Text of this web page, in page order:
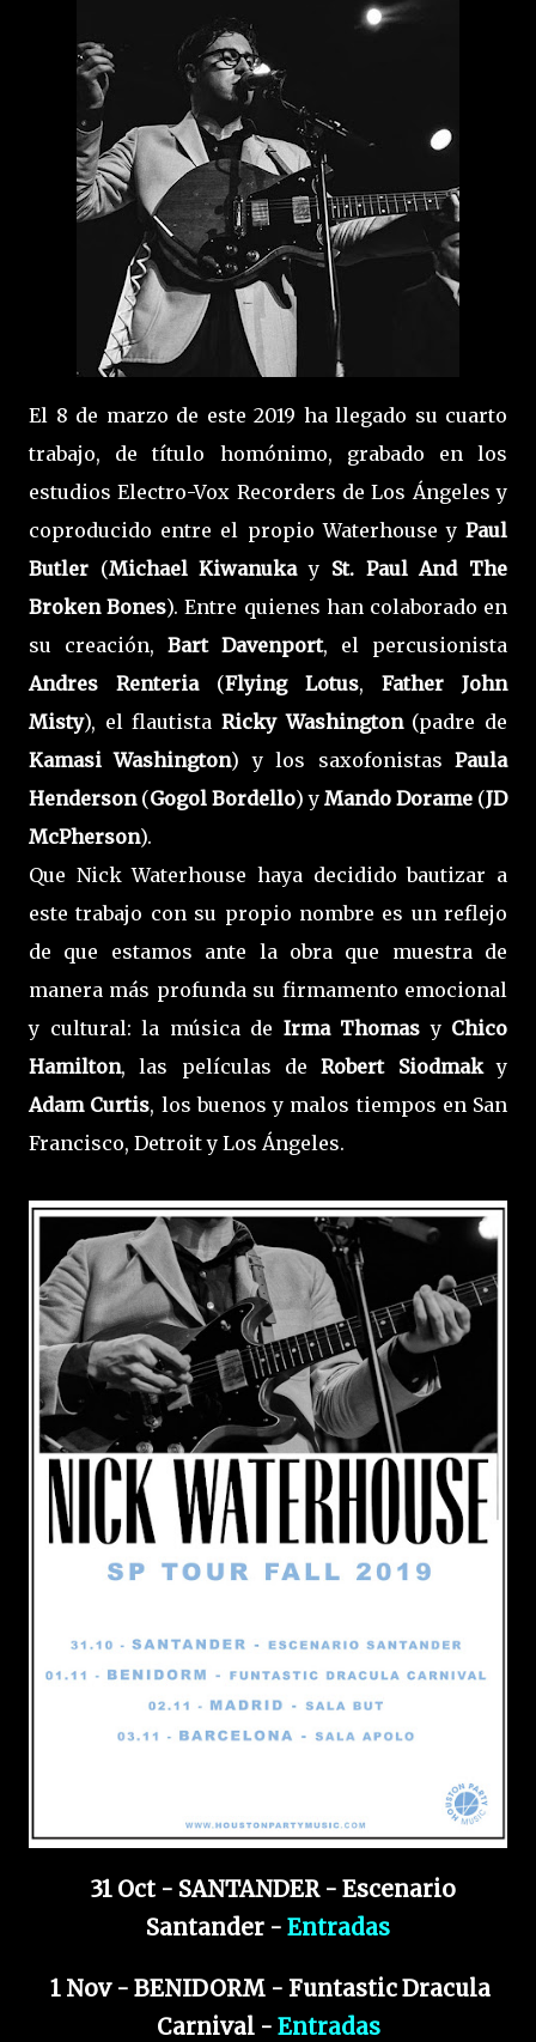
El 8 de marzo de este 2019 ha llegado su cuarto
trabajo, de título homónimo, grabado en los
estudios Electro-Vox Recorders de Los Ángeles y
coproducido entre el propio Waterhouse y Paul
Butler (Michael Kiwanukay St. Paul And The
Broken Bones). Entre quienes han colaborado en
su creación, Bart Davenport, el percusionista
Andres Renteria(Flying Lotus, Father John
Misty), el flautista Ricky Washington(padre de
Kamasi Washington) y los saxofonistasPaula
Henderson(Gogol Bordello) y Mando Dorame (JD
McPherson).
Que Nick Waterhouse haya decidido bautizar a
este trabajo con su propio nombre es un reflejo
de que estamos ante la obra que muestra de
manera más profunda su firmamento emocional
y cultural: la música de Irma Thomas y Chico
Hamilton, las películas deRobert Siodmaky
Adam Curtis, los buenos y malos tiempos en San
Francisco, Detroit y Los Ángeles.
31 Oct - SANTANDER - Escenario
Santander - Entradas
1 Nov - BENIDORM - Funtastic Dracula
Carnival - Entradas